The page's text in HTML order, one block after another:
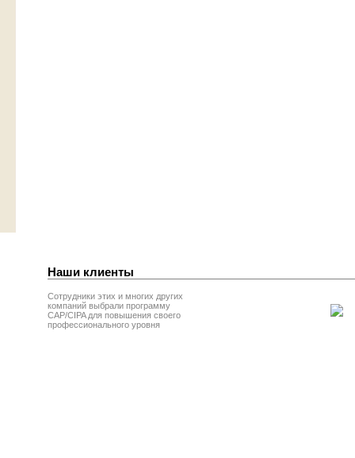
Наши клиенты
Сотрудники этих и многих других
компаний выбрали программу
CAP/CIPA для повышения своего
профессионального уровня